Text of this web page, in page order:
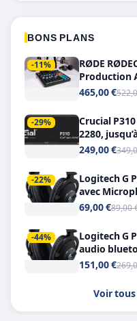
BONS PLANS
-11%
RØDE
Production
Double USB-
465,00 €
-29%
Crucial P310
2280,
249,00 €
-22%
Logitech G
avec
Headphone
69,00 €89,00
-44%
Logitech G
audio
151,00 €
Voir tous